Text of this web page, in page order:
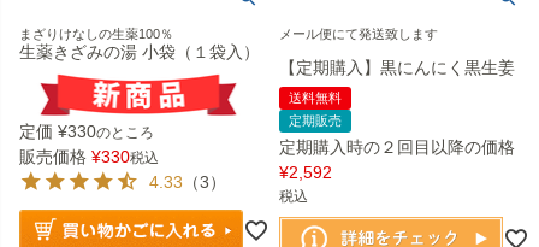
まざりけなしの生薬100％
生薬きざみの湯 小袋（１袋入）
定価 ¥330のところ
販売価格 ¥330税込
4.33 （3）
メール便にて発送致します
【定期購入】黒にんにく黒生姜
送料無料
定期販売
定期購入時の２回目以降の価格
¥2,592
税込